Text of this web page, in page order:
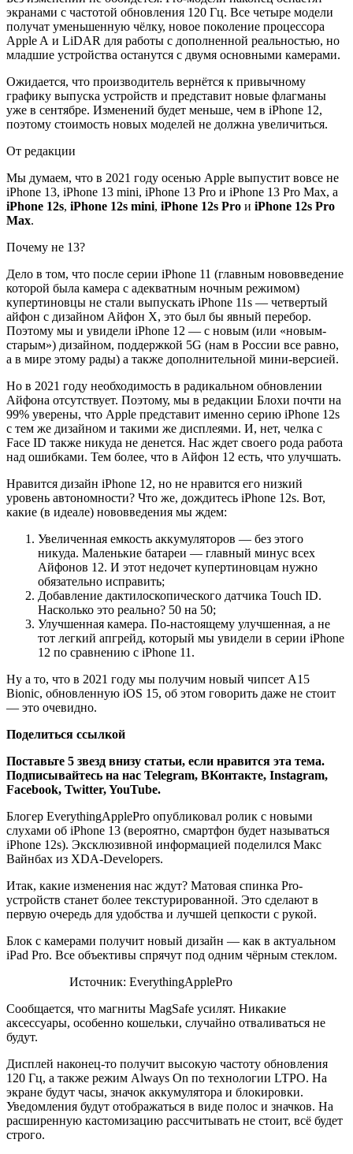
экранами с частотой обновления 120 Гц. Все четыре модели
получат уменьшенную чёлку, новое поколение процессора
Apple A и LiDAR для работы с дополненной реальностью, но
младшие устройства останутся с двумя основными камерами.
Ожидается, что производитель вернётся к привычному
графику выпуска устройств и представит новые флагманы
уже в сентябре. Изменений будет меньше, чем в iPhone 12,
поэтому стоимость новых моделей не должна увеличиться.
От редакции
Мы думаем, что в 2021 году осенью Apple выпустит вовсе не
iPhone 13, iPhone 13 mini, iPhone 13 Pro и iPhone 13 Pro Max, а
iPhone 12s, iPhone 12s mini, iPhone 12s Pro и iPhone 12s Pro
Max.
Почему не 13?
Дело в том, что после серии iPhone 11 (главным нововведение
которой была камера с адекватным ночным режимом)
купертиновцы не стали выпускать iPhone 11s — четвертый
айфон с дизайном Айфон Х, это был бы явный перебор.
Поэтому мы и увидели iPhone 12 — с новым (или «новым-
старым») дизайном, поддержкой 5G (нам в России все равно,
а в мире этому рады) а также дополнительной мини-версией.
Но в 2021 году необходимость в радикальном обновлении
Айфона отсутствует. Поэтому, мы в редакции Блохи почти на
99% уверены, что Apple представит именно серию iPhone 12s
с тем же дизайном и такими же дисплеями. И, нет, челка с
Face ID также никуда не денется. Нас ждет своего рода работа
над ошибками. Тем более, что в Айфон 12 есть, что улучшать.
Нравится дизайн iPhone 12, но не нравится его низкий
уровень автономности? Что же, дождитесь iPhone 12s. Вот,
какие (в идеале) нововведения мы ждем:
Увеличенная емкость аккумуляторов — без этого
никуда. Маленькие батареи — главный минус всех
Айфонов 12. И этот недочет купертиновцам нужно
обязательно исправить;
Добавление дактилоскопического датчика Touch ID.
Насколько это реально? 50 на 50;
Улучшенная камера. По-настоящему улучшенная, а не
тот легкий апгрейд, который мы увидели в серии iPhone
12 по сравнению с iPhone 11.
Ну а то, что в 2021 году мы получим новый чипсет A15
Bionic, обновленную iOS 15, об этом говорить даже не стоит
— это очевидно.
Поделиться ссылкой
Поставьте 5 звезд внизу статьи, если нравится эта тема.
Подписывайтесь на нас Telegram, ВКонтакте, Instagram,
Facebook, Twitter,YouTube.
Блогер EverythingApplePro опубликовал ролик с новыми
слухами об iPhone 13 (вероятно, смартфон будет называться
iPhone 12s). Эксклюзивной информацией поделился Макс
Вайнбах из XDA-Developers.
Итак, какие изменения нас ждут? Матовая спинка Pro-
устройств станет более текстурированной. Это сделают в
первую очередь для удобства и лучшей цепкости с рукой.
Блок с камерами получит новый дизайн — как в актуальном
iPad Pro. Все объективы спрячут под одним чёрным стеклом.
Источник: EverythingApplePro
Сообщается, что магниты MagSafe усилят. Никакие
аксессуары, особенно кошельки, случайно отваливаться не
будут.
Дисплей наконец-то получит высокую частоту обновления
120 Гц, а также режим Always On по технологии LTPO. На
экране будут часы, значок аккумулятора и блокировки.
Уведомления будут отображаться в виде полос и значков. На
расширенную кастомизацию рассчитывать не стоит, всё будет
строго.